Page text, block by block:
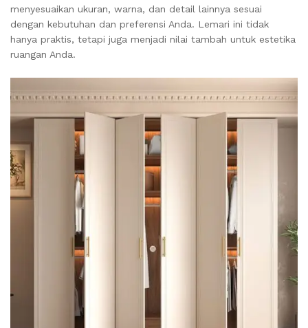
menyesuaikan ukuran, warna, dan detail lainnya sesuai
dengan kebutuhan dan preferensi Anda. Lemari ini tidak
hanya praktis, tetapi juga menjadi nilai tambah untuk estetika
ruangan Anda.